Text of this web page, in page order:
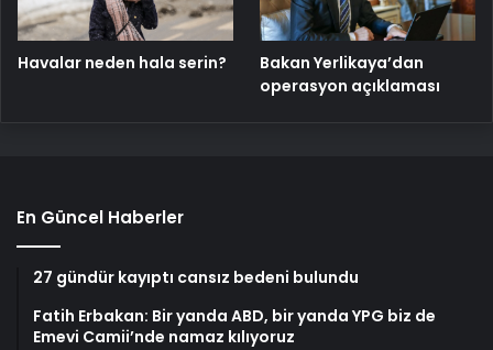
Havalar neden hala serin?
Bakan Yerlikaya’dan
operasyon açıklaması
En Güncel Haberler
27 gündür kayıptı cansız bedeni bulundu
Fatih Erbakan: Bir yanda ABD, bir yanda YPG biz de
Emevi Camii’nde namaz kılıyoruz